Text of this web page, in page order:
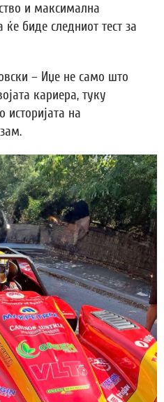
и максимална
биде следниот тест за
– Иџе не само што
кариера, туку
историјата на